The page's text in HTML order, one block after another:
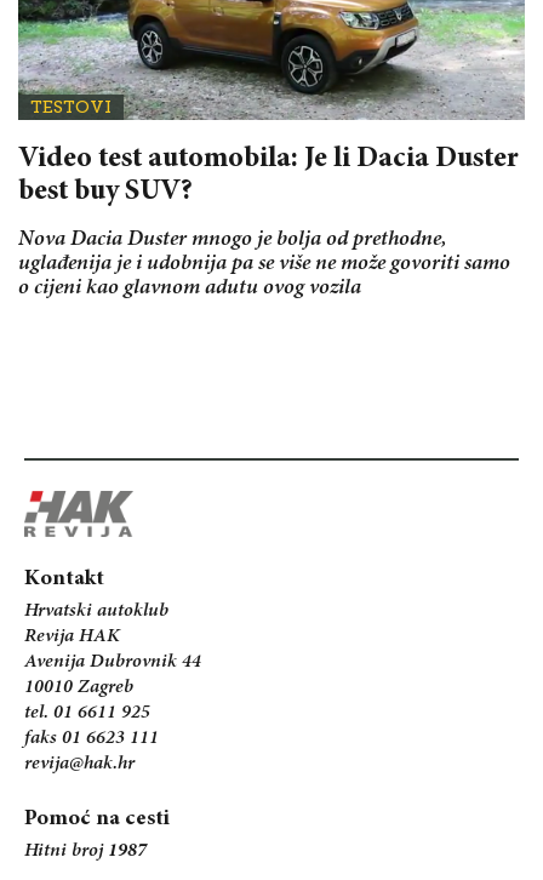
TESTOVI
Video test automobila: Je li Dacia Duster
best buy SUV?
Nova Dacia Duster mnogo je bolja od prethodne,
uglađenija je i udobnija pa se više ne može govoriti samo
o cijeni kao glavnom adutu ovog vozila
Kontakt
Hrvatski autoklub
Revija HAK
Avenija Dubrovnik 44
10010 Zagreb
tel. 01 6611 925
faks 01 6623 111
revija@hak.hr
Pomoć na cesti
Hitni broj 1987